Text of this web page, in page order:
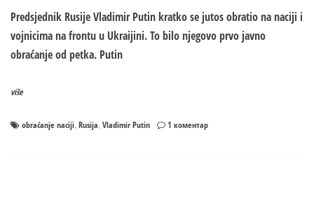
Predsjednik Rusije Vladimir Putin kratko se jutos obratio na naciji i
vojnicima na frontu u Ukraijini. To bilo njegovo prvo javno
obraćanje od petka. Putin
više
obraćanje naciji Rusija Vladimir Putin 1 коментарна